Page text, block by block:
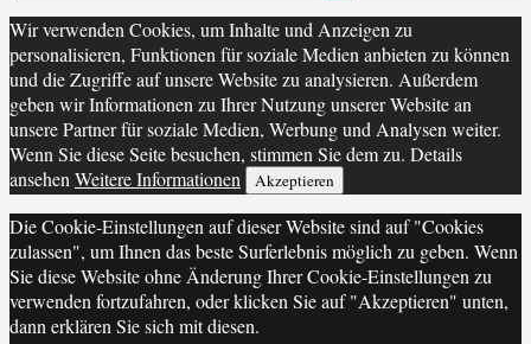
Wir verwenden Cookies, um Inhalte und Anzeigen zu
personalisieren, Funktionen für soziale Medien anbieten zu können
und die Zugriffe auf unsere Website zu analysieren. Außerdem
geben wir Informationen zu Ihrer Nutzung unserer Website an
unsere Partner für soziale Medien, Werbung und Analysen weiter.
Wenn Sie diese Seite besuchen, stimmen Sie dem zu. Details
ansehenWeitere Informationen Akzeptieren
Die Cookie-Einstellungen auf dieser Website sind auf "Cookies
zulassen", um Ihnen das beste Surferlebnis möglich zu geben. Wenn
Sie diese Website ohne Änderung Ihrer Cookie-Einstellungen zu
verwenden fortzufahren, oder klicken Sie auf "Akzeptieren" unten,
dann erklären Sie sich mit diesen.